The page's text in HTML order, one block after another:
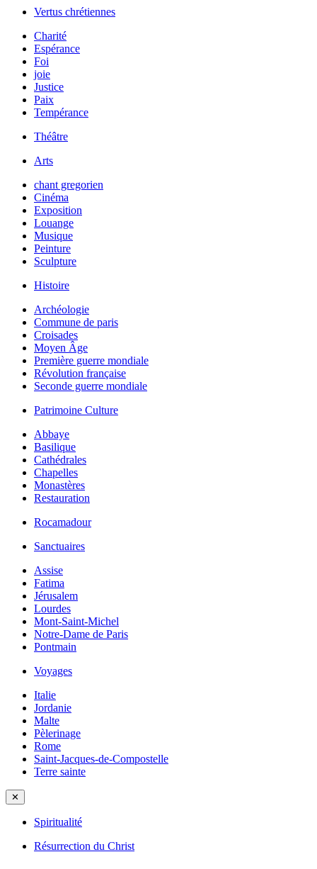
Vertus chrétiennes
Charité
Espérance
Foi
joie
Justice
Paix
Tempérance
Théâtre
Arts
chant gregorien
Cinéma
Exposition
Louange
Musique
Peinture
Sculpture
Histoire
Archéologie
Commune de paris
Croisades
Moyen Âge
Première guerre mondiale
Révolution française
Seconde guerre mondiale
Patrimoine Culture
Abbaye
Basilique
Cathédrales
Chapelles
Monastères
Restauration
Rocamadour
Sanctuaires
Assise
Fatima
Jérusalem
Lourdes
Mont-Saint-Michel
Notre-Dame de Paris
Pontmain
Voyages
Italie
Jordanie
Malte
Pèlerinage
Rome
Saint-Jacques-de-Compostelle
Terre sainte
✕
Spiritualité
Résurrection du Christ